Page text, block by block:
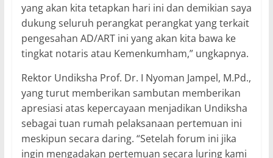
yang akan kita tetapkan hari ini dan demikian saya
dukung seluruh perangkat perangkat yang terkait
pengesahan AD/ART ini yang akan kita bawa ke
tingkat notaris atau Kemenkumham,” ungkapnya.
Rektor Undiksha Prof. Dr. I Nyoman Jampel, M.Pd.,
yang turut memberikan sambutan memberikan
apresiasi atas kepercayaan menjadikan Undiksha
sebagai tuan rumah pelaksanaan pertemuan ini
meskipun secara daring. “Setelah forum ini jika
ingin mengadakan pertemuan secara luring kami